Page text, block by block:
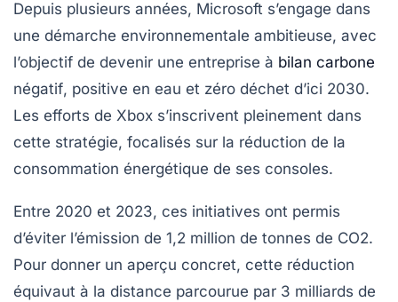
Depuis plusieurs années, Microsoft s’engage dans
une démarche environnementale ambitieuse, avec
l’objectif de devenir une entreprise à bilan carbone
négatif, positive en eau et zéro déchet d’ici 2030.
Les efforts de Xbox s’inscrivent pleinement dans
cette stratégie, focalisés sur la réduction de la
consommation énergétique de ses consoles.
Entre 2020 et 2023, ces initiatives ont permis
d’éviter l’émission de 1,2 million de tonnes de CO2.
Pour donner un aperçu concret, cette réduction
équivaut à la distance parcourue par 3 milliards de